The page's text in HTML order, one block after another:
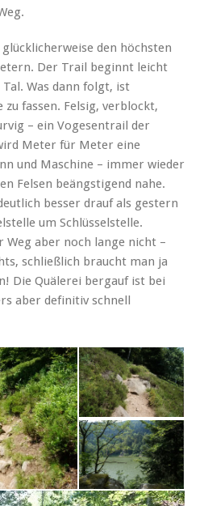
den höchsten
Der Trail beginnt leicht
Was dann folgt, ist
fassen. Felsig, verblockt,
– ein Vogesentrail der
Meter für Meter eine
und Maschine – immer wieder
Felsen beängstigend nahe.
besser drauf als gestern
um Schlüsselstelle.
aber noch lange nicht –
schließlich braucht man ja
Die Quälerei bergauf ist bei
aber definitiv schnell